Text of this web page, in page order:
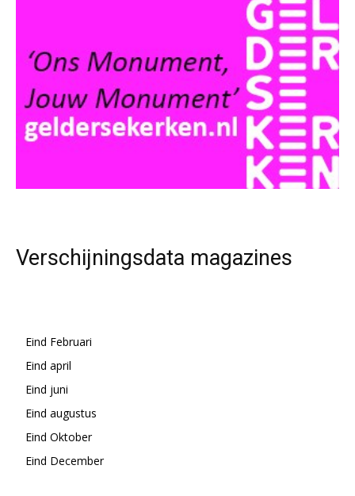
Verschijningsdata magazines
Eind Februari
Eind april
Eind juni
Eind augustus
Eind Oktober
Eind December